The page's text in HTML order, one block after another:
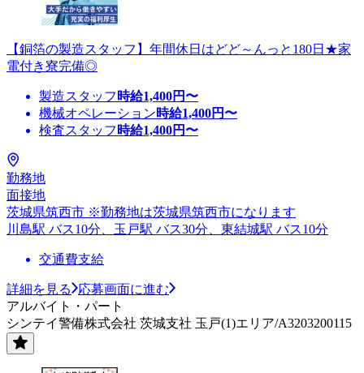
【銅箔の製造スタッフ】年間休日はどど～んっと180日★家
電付き寮完備◎
製造スタッフ 時給1,400円〜
機械オペレーション時給1,400円〜
検査スタッフ 時給1,400円〜
勤務地
面接地
茨城県筑西市 ※勤務地は茨城県筑西市になります
川島駅 バス10分、玉戸駅 バス30分、東結城駅 バス10分
交通費支給
詳細を見る
応募画面に進む
アルバイト・パート
シンテイ警備株式会社 茨城支社 玉戸(1)エリア/A3203200115